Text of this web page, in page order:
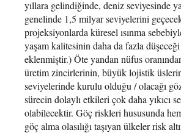
yıllara gelindiğinde, deniz seviyesinde
genelinde 1,5 milyar seviyelerini
projeksiyonlarda küresel ısınma
yaşam kalitesinin daha da fazla düşeceği
eklenmiştir.) Öte yandan nüfus
üretim zincirlerinin, büyük lojistik
seviyelerinde kurulu olduğu / olacağı
sürecin dolaylı etkileri çok daha yıkıcı
olabilecektir. Göç riskleri hususunda
göç alma olasılığı taşıyan ülkeler risk